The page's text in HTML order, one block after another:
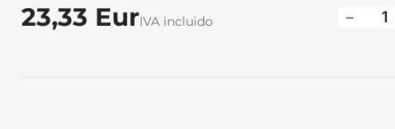
23,33 EurIVA incluido –